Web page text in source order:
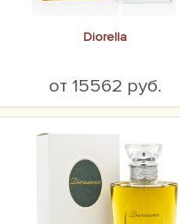
Diorella
от 15562 руб.